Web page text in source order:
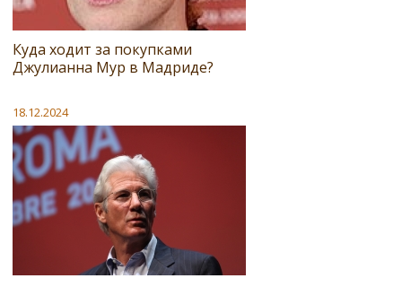
Куда ходит за покупками
Джулианна Мур в Мадриде?
18.12.2024